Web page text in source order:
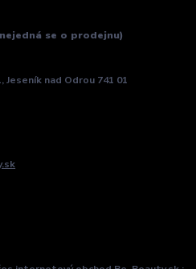
se o prodejnu)
Jeseník nad Odrou 741 01